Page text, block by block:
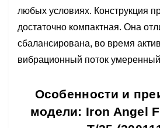
любых условиях. Конструкция
достаточно компактная. Она
сбалансирована, во время
вибрационный поток
Особенности и
модели: Iron Angel